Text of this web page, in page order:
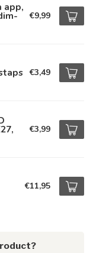
app,
€9,99
€3,49
€3,99
€11,95